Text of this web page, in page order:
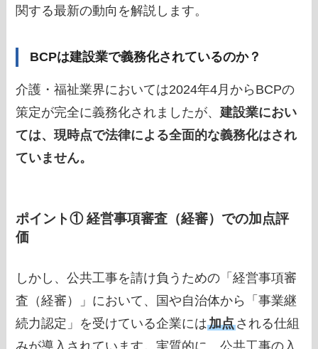
関する最新の動向を解説します。
BCPは建設業で義務化されているのか？
介護・福祉業界においては2024年4月からBCPの
策定が完全に義務化されましたが、建設業におい
ては、現時点で法律による全面的な義務化はされ
ていません。
ポイント① 経営事項審査（経審）での加点評
価
しかし、公共工事を請け負うための「経営事項審
査（経審）」において、国や自治体から「事業継
続力認定」を受けている企業には加点される仕組
みが導入されています。実質的に、公共工事の入